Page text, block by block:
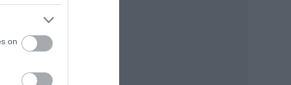
on